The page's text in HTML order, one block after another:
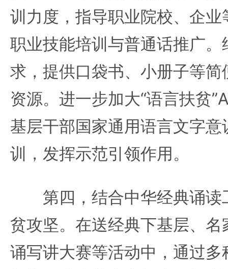
训力度，指导职业院校、企
职业技能培训与普通话推广
求，提供口袋书、小册子等
资源。进一步加大“语言扶贫
基层干部国家通用语言文字
训，发挥示范引领作用。
第四，结合中华经典诵读
贫攻坚。在送经典下基层、
诵写讲大赛等活动中，通过